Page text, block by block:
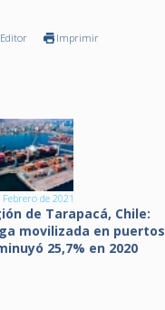
Imprimir
Febrero de 2021
de Tarapacá, Chile:
movilizada en puertos
25,7% en 2020